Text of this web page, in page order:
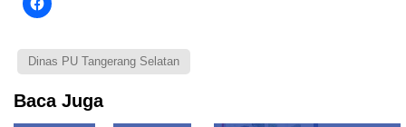
Dinas PU Tangerang Selatan
Baca Juga